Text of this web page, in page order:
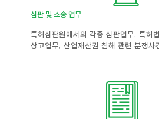
심판 및 소송 업무
특허심판원에서의 각종 심판업무, 특허
상고업무, 산업재산권 침해 관련 분쟁사